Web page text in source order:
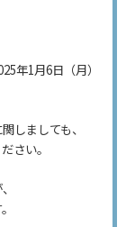
年1月6日（月）
しましても、
さい。